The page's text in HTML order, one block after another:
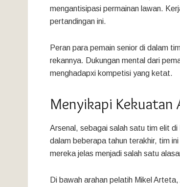
mengantisipasi permainan lawan.
pertandingan ini.
Peran para pemain senior di dalam
rekannya. Dukungan mental dari
menghadapxi kompetisi yang ketat.
Menyikapi Kekuatan
Arsenal, sebagai salah satu tim elit
dalam beberapa tahun terakhir, tim
mereka jelas menjadi salah satu
Di bawah arahan pelatih Mikel